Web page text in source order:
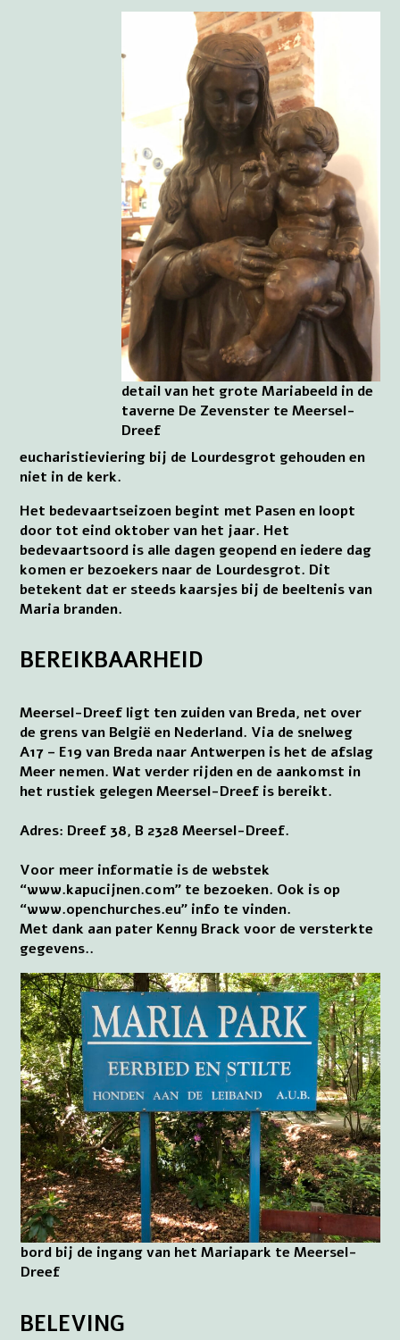
detail van het grote Mariabeeld in de
taverne De Zevenster te Meersel-
Dreef
eucharistieviering bij de Lourdesgrot gehouden en
niet in de kerk.
Het bedevaartseizoen begint met Pasen en loopt
door tot eind oktober van het jaar. Het
bedevaartsoord is alle dagen geopend en iedere dag
komen er bezoekers naar de Lourdesgrot. Dit
betekent dat er steeds kaarsjes bij de beeltenis van
Maria branden.
BEREIKBAARHEID
Meersel-Dreef ligt ten zuiden van Breda, net over
de grens van België en Nederland. Via de snelweg
A17 – E19 van Breda naar Antwerpen is het de afslag
Meer nemen. Wat verder rijden en de aankomst in
het rustiek gelegen Meersel-Dreef is bereikt.
Adres: Dreef 38, B 2328 Meersel-Dreef.
Voor meer informatie is de webstek
“www.kapucijnen.com” te bezoeken. Ook is op
“www.openchurches.eu” info te vinden.
Met dank aan pater Kenny Brack voor de versterkte
gegevens..
bord bij de ingang van het Mariapark te Meersel-
Dreef
BELEVING